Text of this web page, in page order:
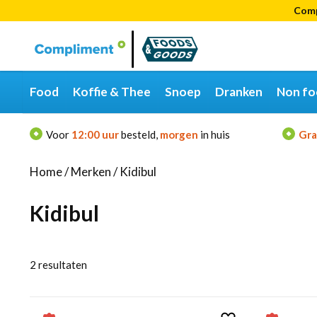
Categorieën
Merken
Food Koffie & Thee Snoep Dranken Non
Voor 12:00 uurbesteld, morgen in huis
Home/Merken/Kidibul
Kidibul
2 resultaten